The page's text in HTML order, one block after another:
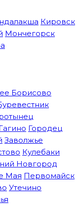
Кировск
Мончегорск
Борисово
Городец
Заволжье
Кулебаки
Новгород
Мая Первомайск
Утечино